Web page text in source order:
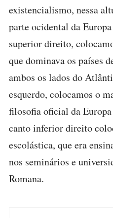
existencialismo, nessa
parte ocidental da
superior direito,
que dominava os países
ambos os lados do
esquerdo, colocamos o
filosofia oficial da
canto inferior direito
escolástica, que era
nos seminários e
Romana.